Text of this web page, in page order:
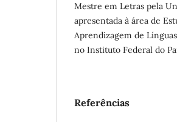
Mestre em Letras pela
apresentada à área de
Aprendizagem de
no Instituto Federal do
Referências